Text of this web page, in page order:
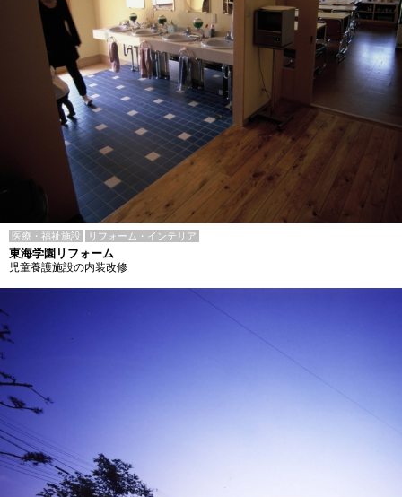
医療・福祉施設 リフォーム・インテリア
東海学園リフォーム
児童養護施設の内装改修